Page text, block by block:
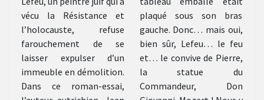
vécu la Résistance et
l’holocauste, refuse
farouchement de se
laisser expulser d’un
immeuble en démolition.
Dans ce roman-essai,
plaqué sous son bras
gauche. Donc… mais oui,
bien sûr, Lefeu… le feu
et… le convive de Pierre,
la statue du
Commandeur, Don